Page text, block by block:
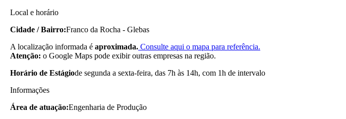
Local e horário
Cidade / Bairro:Franco da Rocha - Glebas
A localização informada é aproximada. Consulte aqui o mapa para referência.
Atenção: o Google Maps pode exibir outras empresas na região.
Horário de Estágiode segunda a sexta-feira, das 7h às 14h, com 1h de intervalo
Informações
Área de atuação:Engenharia de Produção